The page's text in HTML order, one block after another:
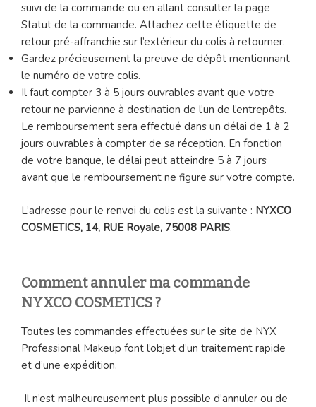
suivi de la commande ou en allant consulter la page
Statut de la commande. Attachez cette étiquette de
retour pré-affranchie sur l’extérieur du colis à retourner.
Gardez précieusement la preuve de dépôt mentionnant
le numéro de votre colis.
Il faut compter 3 à 5 jours ouvrables avant que votre
retour ne parvienne à destination de l’un de l’entrepôts.
Le remboursement sera effectué dans un délai de 1 à 2
jours ouvrables à compter de sa réception. En fonction
de votre banque, le délai peut atteindre 5 à 7 jours
avant que le remboursement ne figure sur votre compte.
L’adresse pour le renvoi du colis est la suivante : NYXCO
COSMETICS, 14, RUE Royale, 75008 PARIS.
Comment annuler ma commande
NYXCO COSMETICS ?
Toutes les commandes effectuées sur le site de NYX
Professional Makeup font l’objet d’un traitement rapide
et d’une expédition.
Il n’est malheureusement plus possible d’annuler ou de